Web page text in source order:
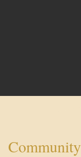
Community